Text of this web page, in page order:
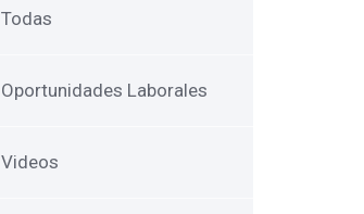
Todas
Oportunidades Laborales
Videos